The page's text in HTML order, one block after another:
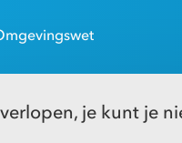
je kunt je